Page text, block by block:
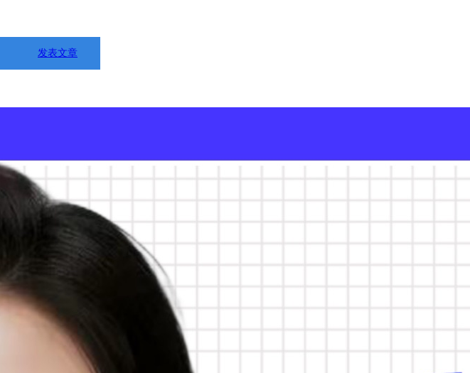
发表文章